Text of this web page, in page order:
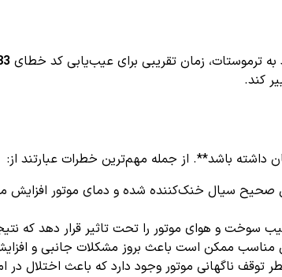
به ترموستات، زمان تقریبی برای عیب‌یابی کد خطای
کند.
صحیح سیال خنک‌کننده شده و دمای موتور
سوخت و هوای موتور را تحت تاثیر قرار دهد
مناسب ممکن است باعث بروز مشکلات جانبی و
توقف ناگهانی موتور وجود دارد که باعث اختلال در